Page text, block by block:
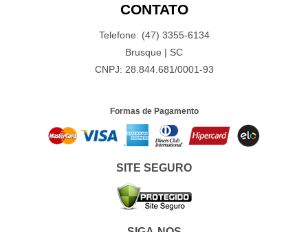
CONTATO
Telefone: (47) 3355-6134
Brusque | SC
CNPJ: 28.844.681/0001-93
Formas de Pagamento
SITE SEGURO